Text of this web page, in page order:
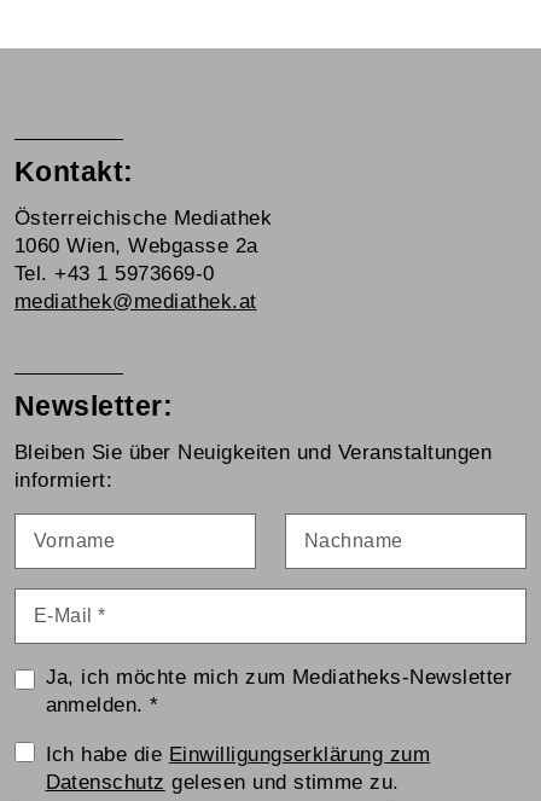
Kontakt:
Österreichische Mediathek
1060 Wien, Webgasse 2a
Tel. +43 1 5973669-0
mediathek@mediathek.at
Newsletter:
Bleiben Sie über Neuigkeiten und Veranstaltungen
informiert:
Ja, ich möchte mich zum Mediatheks-Newsletter
anmelden.*
Einwilligungserklärung
Ich habe die Einwilligungserklärung zum
Datenschutz gelesen und stimme zu.